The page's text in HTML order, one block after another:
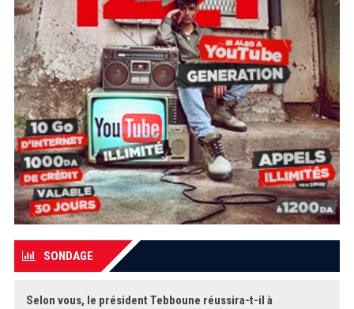
SONDAGE
Selon vous, le président Tebboune réussira-t-il à